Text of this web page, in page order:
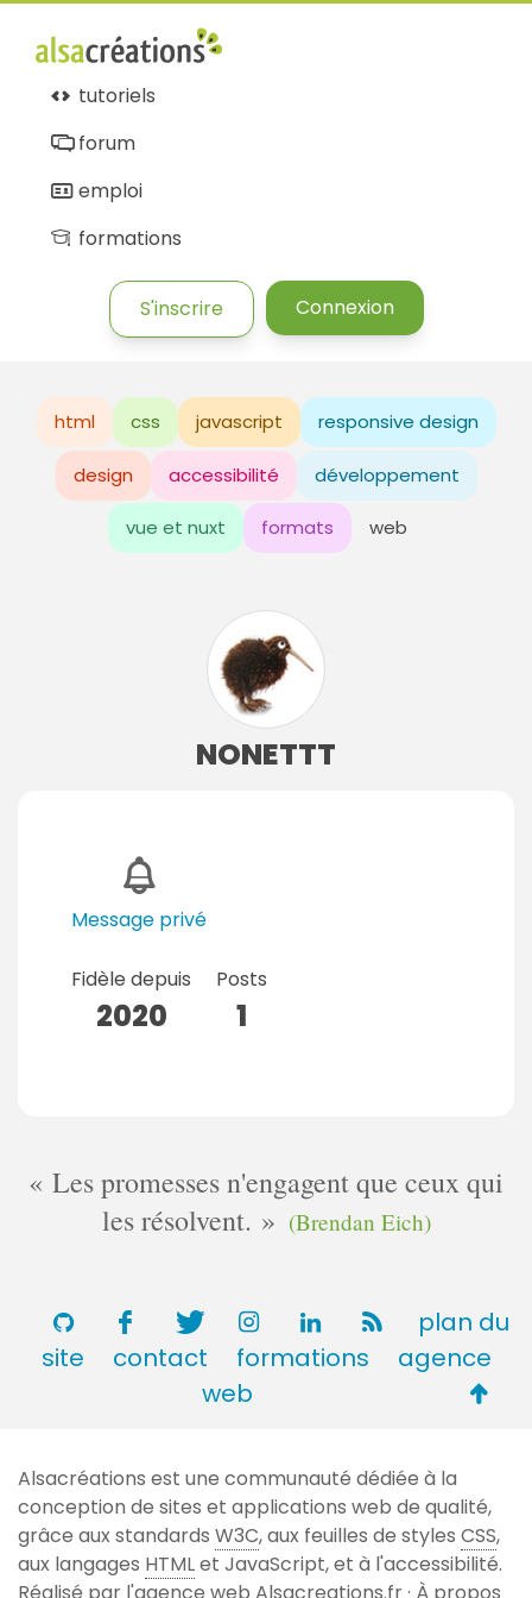
tutoriels
forum
emploi
formations
S'inscrire Connexion
html css javascript responsive design
design accessibilité développement
vue et nuxt formats web
NONETTT
Message privé
Fidèle depuis
2020
Posts
1
Les promesses n'engagent que ceux qui
les résolvent.
(Brendan Eich)
plan du
site
contact formations
agence
web
de
page
Alsacréations est une communauté dédiée à la
conception de sites et applications web de qualité,
grâce aux standards W3C, aux feuilles de styles CSS,
aux langages HTMLet JavaScript, et à l'accessibilité.